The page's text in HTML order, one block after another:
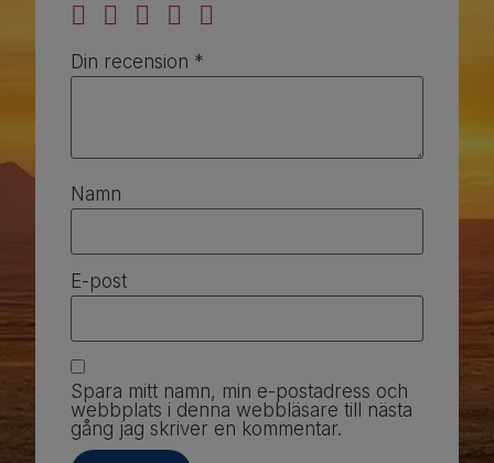
Din recension *
Namn
E-post
Spara mitt namn, min e-postadress och
webbplats i denna webbläsare till nästa
gång jag skriver en kommentar.